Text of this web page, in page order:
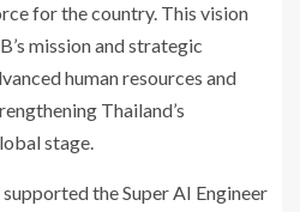
for the country. This vision
mission and strategic
human resources and
Thailand’s
stage.
the Super AI Engineer